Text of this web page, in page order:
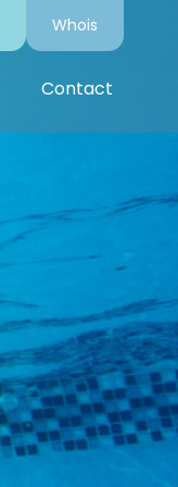
Whois
Contact